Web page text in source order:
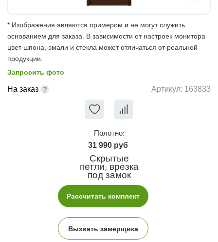
* Изображения являются примером и не могут служить
основанием для заказа. В зависимости от настроек монитора
цвет шпона, эмали и стекла может отличаться от реальной
продукции.
Запросить фото
На заказ Артикул: 163833
Полотно:
31 990 руб
Скрытые
петли, врезка
под замок
Рассчитать комплект
Вызвать замерщика